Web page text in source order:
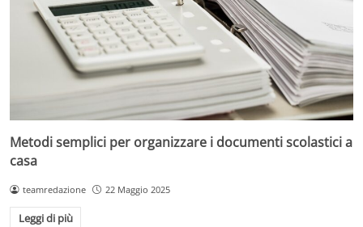
Metodi semplici per organizzare i documenti scolastici a
casa
teamredazione 22 Maggio 2025
Leggi di più